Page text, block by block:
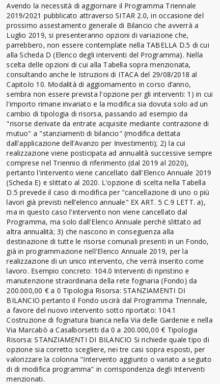
Avendo la necessità di aggiornare il Programma Triennale
2019/2021 pubblicato attraverso SITAR 2.0, in occasione del
prossimo assestamento generale di Bilancio che avverrà a
Luglio 2019, si presenteranno opzioni di variazione che,
parrebbero, non essere contemplate nella TABELLA D.5 di cui
alla Scheda D (Elenco degli interventi del Programma). Nella
scelta delle opzioni di cui alla Tabella sopra menzionata,
consultando anche le Istruzioni di ITACA del 29/08/2018 al
Capitolo 10. Modalità di aggiornamento in corso d’anno,
sembra non essere prevista l'opzione per gli interventi: 1) in cui
l'importo rimane invariato e la modifica sia dovuta solo ad un
cambio di tipologia di risorsa, passando ad esempio da
"risorse derivate da entrate acquisite mediante contrazione di
mutuo" a "stanziamenti di bilancio" (modifica dettata
dall'applicazione dell'Avanzo per Investimenti); 2) la cui
realizzazione viene posticipata ad annualità successive sempre
comprese nel Triennio di riferimento (dal 2019 al 2020),
pertanto l'intervento viene cancellato dall'Elenco Annuale 2019
(Scheda E) e slittato al 2020. L'opzione di scelta nella Tabella
D.5 prevede il caso di modifica per "cancellazione di uno o più
lavori già previsti nell’elenco annuale" EX ART. 5 C.9 LETT. a),
ma in questo caso l'intervento non viene cancellato dal
Programma, ma solo dall'Elenco Annuale perchè slittato ad
altra annualità; 3) che nascono in conseguenza alla
destinazione di tutte le risorse comunali presenti in un Fondo,
già in programmazione nell'Elenco Annuale 2019, per la
realizzazione di un unico intervento, che verrà inserito come
lavoro. Esempio concreto: 104.0 Interventi di ripristino e
manutenzione straordinaria della rete fognaria (Fondo) da
200.000,00 € a 0 Tipologia Risorsa: STANZIAMENTI DI
BILANCIO pertanto il Fondo uscirà dal Programma Triennale,
a favore del nuovo intervento sotto riportato: 104.1
Costruzione di fognatura bianca nella Via delle Gardenie e nella
Via Marcabò a Casalborsetti da 0 a 200.000,00 € Tipologia
Risorsa: STANZIAMENTI DI BILANCIO Si richiede quale tipo di
opzione sia corretto scegliere, nei tre casi sopra esposti, per
valorizzare la colonna "Intervento aggiunto o variato a seguito
di di modifica programma" in corrispondenza degli Interventi
menzionati.